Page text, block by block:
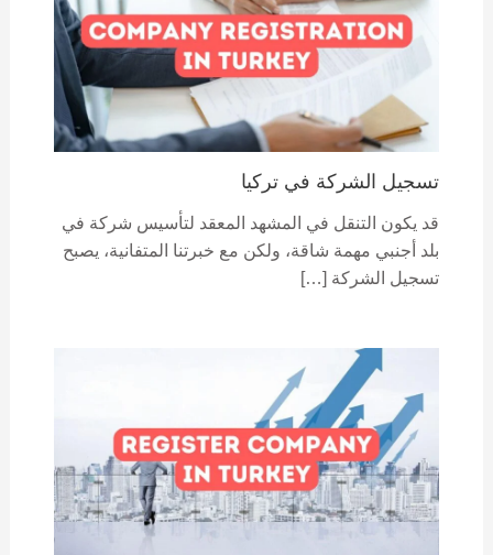
تسجيل الشركة في تركيا
قد يكون التنقل في المشهد المعقد لتأسيس شركة في
بلد أجنبي مهمة شاقة، ولكن مع خبرتنا المتفانية، يصبح
تسجيل الشركة […]